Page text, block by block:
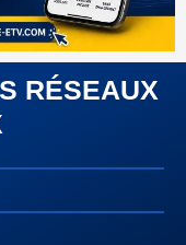
RÉSEAUX